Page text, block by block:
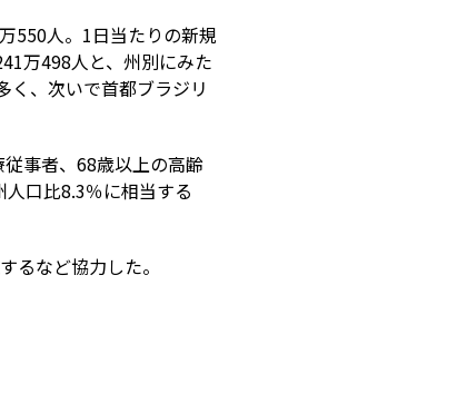
550人。1日当たりの新規
万498人と、州別にみた
く、次いで首都ブラジリ
事者、68歳以上の高齢
口比8.3％に相当する
るなど協力した。